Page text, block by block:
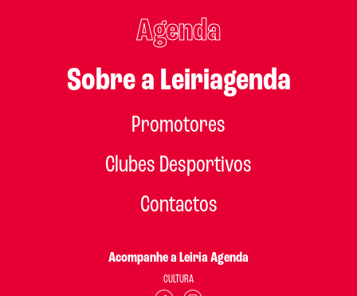
Agenda
Sobre a Leiriagenda
Promotores
Clubes Desportivos
Contactos
Acompanhe a Leiria Agenda
CULTURA